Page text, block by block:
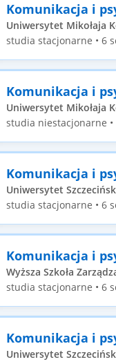
Komunikacja i
Uniwersytet Mikołaja
studia stacjonarne • 6
Komunikacja i
Uniwersytet Mikołaja
studia niestacjonarne
Komunikacja i
Uniwersytet
studia stacjonarne • 6
Komunikacja i
Wyższa Szkoła
studia stacjonarne • 6
Komunikacja i
Uniwersytet